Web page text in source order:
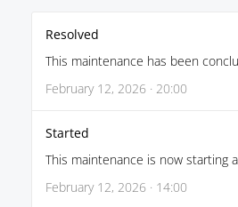
Resolved
This maintenance has been
February 12, 2026 · 20:00
Started
This maintenance is now starting
February 12, 2026 · 14:00